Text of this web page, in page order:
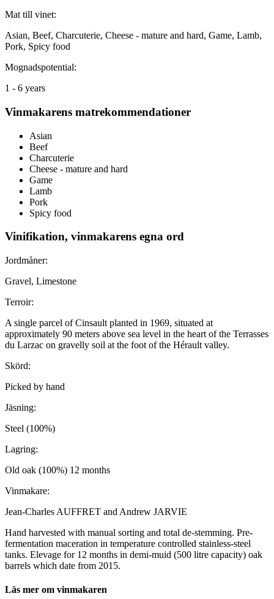
Mat till vinet:
Asian, Beef, Charcuterie, Cheese - mature and hard, Game, Lamb,
Pork, Spicy food
Mognadspotential:
1 - 6 years
Vinmakarens matrekommendationer
Asian
Beef
Charcuterie
Cheese - mature and hard
Game
Lamb
Pork
Spicy food
Vinifikation, vinmakarens egna ord
Jordmåner:
Gravel, Limestone
Terroir:
A single parcel of Cinsault planted in 1969, situated at
approximately 90 meters above sea level in the heart of the Terrasses
du Larzac on gravelly soil at the foot of the Hérault valley.
Skörd:
Picked by hand
Jäsning:
Steel (100%)
Lagring:
Old oak (100%) 12 months
Vinmakare:
Jean-Charles AUFFRET and Andrew JARVIE
Hand harvested with manual sorting and total de-stemming. Pre-
fermentation maceration in temperature controlled stainless-steel
tanks. Elevage for 12 months in demi-muid (500 litre capacity) oak
barrels which date from 2015.
Läs mer om vinmakaren